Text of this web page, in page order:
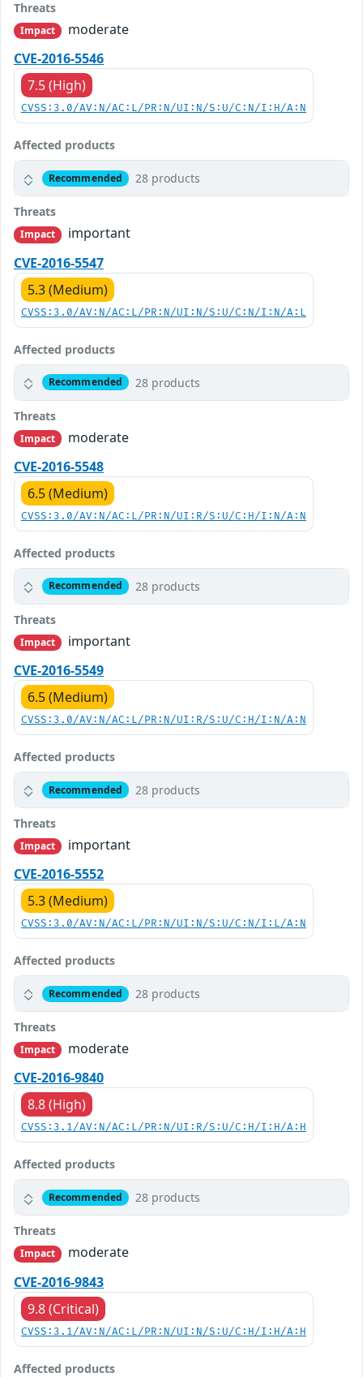
Threats
Impact
moderate
CVE-2016-5546
7.5 (High)
CVSS:3.0/AV:N/AC:L/PR:N/UI:N/S:U/C:N/I:H/A:N
Affected products
Recommended 28 products
Threats
Impact
important
CVE-2016-5547
5.3 (Medium)
CVSS:3.0/AV:N/AC:L/PR:N/UI:N/S:U/C:N/I:N/A:L
Affected products
Recommended 28 products
Threats
Impact
moderate
CVE-2016-5548
6.5 (Medium)
CVSS:3.0/AV:N/AC:L/PR:N/UI:R/S:U/C:H/I:N/A:N
Affected products
Recommended 28 products
Threats
Impact
important
CVE-2016-5549
6.5 (Medium)
CVSS:3.0/AV:N/AC:L/PR:N/UI:R/S:U/C:H/I:N/A:N
Affected products
Recommended 28 products
Threats
Impact
important
CVE-2016-5552
5.3 (Medium)
CVSS:3.0/AV:N/AC:L/PR:N/UI:N/S:U/C:N/I:L/A:N
Affected products
Recommended 28 products
Threats
Impact
moderate
CVE-2016-9840
8.8 (High)
CVSS:3.1/AV:N/AC:L/PR:N/UI:R/S:U/C:H/I:H/A:H
Affected products
Recommended 28 products
Threats
Impact
moderate
CVE-2016-9843
9.8 (Critical)
CVSS:3.1/AV:N/AC:L/PR:N/UI:N/S:U/C:H/I:H/A:H
Affected products